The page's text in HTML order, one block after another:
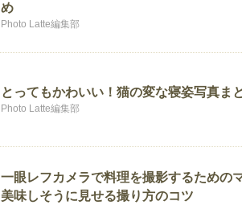
め
Photo Latte編集部
とってもかわいい！猫の変な寝姿写真ま
Photo Latte編集部
一眼レフカメラで料理を撮影するための
美味しそうに見せる撮り方のコツ